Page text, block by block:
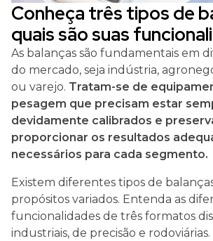
Conheça três tipos de
quais são suas
As balanças são fundamentais em
do mercado, seja indústria,
ou varejo. Tratam-se de
pesagem que precisam estar
devidamente calibrados e
proporcionar os resultados
necessários para cada segmento.
Existem diferentes tipos de
propósitos variados. Entenda as
funcionalidades de três formatos
industriais, de precisão e